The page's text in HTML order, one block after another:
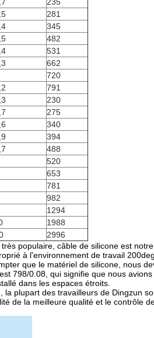
281
345
482
531
662
720
791
230
275
340
394
488
520
653
781
982
1294
1988
2996
populaire, câble de silicone est
à l'environnement de travail
que le matériel de silicone, nous
798/0.08, qui signifie que nous
dans les espaces étroits.
plupart des travailleurs de Dingzun
de la meilleure qualité et le contrôle